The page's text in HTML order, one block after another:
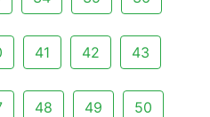
41 42 43
48 49 50